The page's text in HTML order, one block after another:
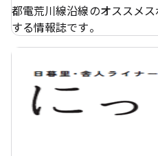
都電荒川線沿線のオススメ
する情報誌です。